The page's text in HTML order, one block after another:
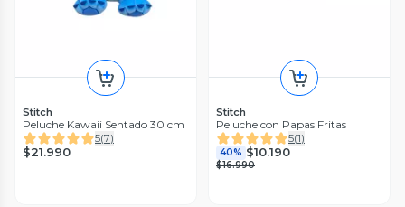
Stitch
Peluche Kawaii Sentado 30 cm
5(7)
$21.990
Stitch
Peluche con Papas Fritas
5(1)
40% $10.190
$16.990